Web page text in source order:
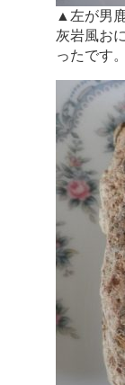
▲左が男
灰岩風お
ったです。